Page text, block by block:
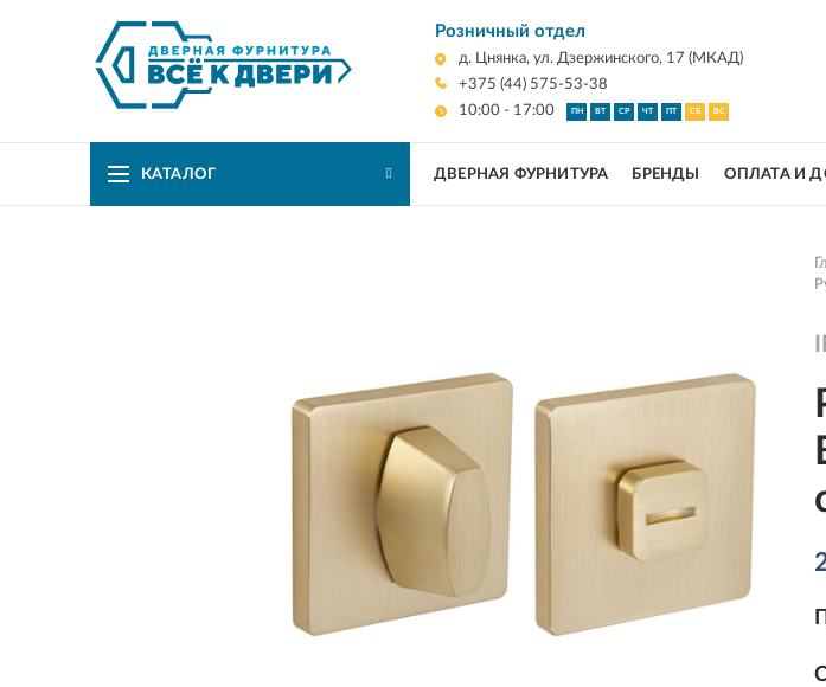
Розничный отдел
д. Цнянка, ул. Дзержинского, 17 (МКАД)
+375 (44) 575-53-38
10:00 - 17:00
ПН ВТ СР ЧТ ПТ СБ ВС
КАТАЛОГ ДВЕРНАЯ ФУРНИТУРА БРЕНДЫ ОПЛАТА И